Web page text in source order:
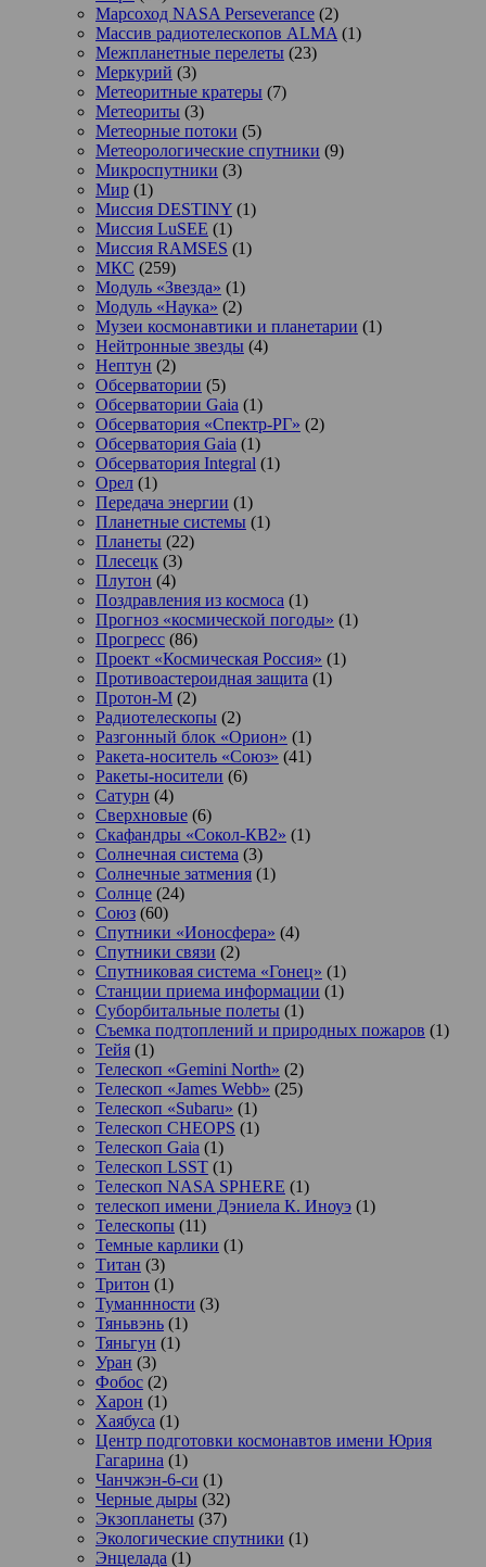
Марсоход NASA Perseverance (2)
Массив радиотелескопов ALMA (1)
Межпланетные перелеты (23)
Меркурий (3)
Метеоритные кратеры (7)
Метеориты (3)
Метеорные потоки (5)
Метеорологические спутники (9)
Микроспутники (3)
Мир (1)
Миссия DESTINY (1)
Миссия LuSEE (1)
Миссия RAMSES (1)
МКС (259)
Модуль «Звезда» (1)
Модуль «Наука» (2)
Музеи космонавтики и планетарии (1)
Нейтронные звезды (4)
Нептун (2)
Обсерватории (5)
Обсерватории Gaia (1)
Обсерватория «Спектр-РГ» (2)
Обсерватория Gaia (1)
Обсерватория Integral (1)
Орел (1)
Передача энергии (1)
Планетные системы (1)
Планеты (22)
Плесецк (3)
Плутон (4)
Поздравления из космоса (1)
Прогноз «космической погоды» (1)
Прогресс (86)
Проект «Космическая Россия» (1)
Противоастероидная защита (1)
Протон-М (2)
Радиотелескопы (2)
Разгонный блок «Орион» (1)
Ракета-носитель «Союз» (41)
Ракеты-носители (6)
Сатурн (4)
Сверхновые (6)
Скафандры «Сокол-КВ2» (1)
Солнечная система (3)
Солнечные затмения (1)
Солнце (24)
Союз (60)
Спутники «Ионосфера» (4)
Спутники связи (2)
Спутниковая система «Гонец» (1)
Станции приема информации (1)
Суборбитальные полеты (1)
Съемка подтоплений и природных пожаров (1)
Тейя (1)
Телескоп «Gemini North» (2)
Телескоп «James Webb» (25)
Телескоп «Subaru» (1)
Телескоп CHEOPS (1)
Телескоп Gaia (1)
Телескоп LSST (1)
Телескоп NASA SPHERE (1)
телескоп имени Дэниела К. Иноуэ (1)
Телескопы (11)
Темные карлики (1)
Титан (3)
Тритон (1)
Туманнности (3)
Тяньвэнь (1)
Тяньгун (1)
Уран (3)
Фобос (2)
Харон (1)
Хаябуса (1)
Центр подготовки космонавтов имени Юрия
Гагарина (1)
Чанчжэн-6-си (1)
Черные дыры (32)
Экзопланеты (37)
Экологические спутники (1)
Энцелада (1)